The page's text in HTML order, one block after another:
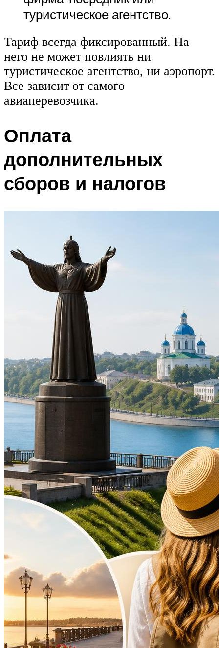
туристическое агентство.
Тариф всегда фиксированный. На
него не может повлиять ни
туристическое агентство, ни аэропорт.
Все зависит от самого
авиаперевозчика.
Оплата
дополнительных
сборов и налогов